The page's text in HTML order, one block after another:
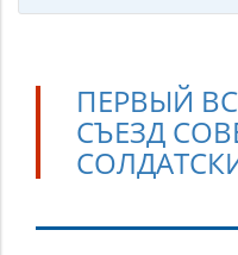
ПЕРВЫЙ
СЪЕЗД